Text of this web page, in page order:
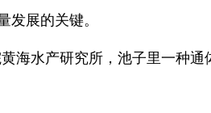
展的关键。
海水产研究所，池子里一种通